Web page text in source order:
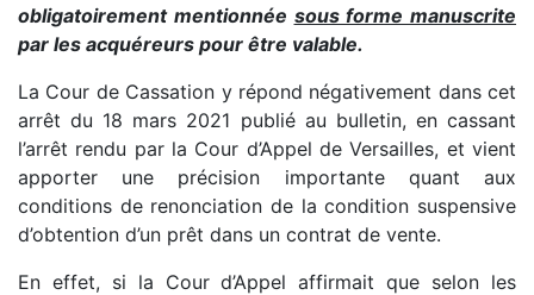
obligatoirement mentionnée sous forme manuscrite
par les acquéreurs pour être valable.
La Cour de Cassation y répond négativement dans cet
arrêt du 18 mars 2021 publié au bulletin, en cassant
l’arrêt rendu par la Cour d’Appel de Versailles, et vient
apporter une précision importante quant aux
conditions de renonciation de la condition suspensive
d’obtention d’un prêt dans un contrat de vente.
En effet, si la Cour d’Appel affirmait que selon les